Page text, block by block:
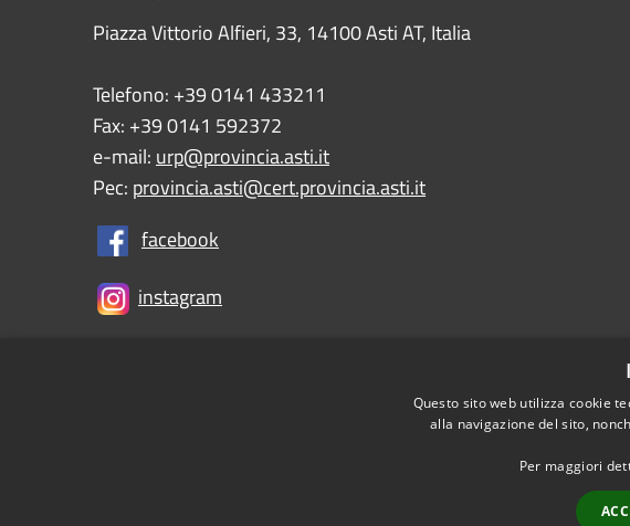
Piazza Vittorio Alfieri, 33, 14100 Asti AT, Italia
Telefono: +39 0141 433211
Fax: +39 0141 592372
e-mail:urp@provincia.asti.it
Pec: provincia.asti@cert.provincia.asti.it
facebook
instagram
Sitemap Copyright
PNRR (Piano Nazionale di Ripresa e
Dichiarazione di
Questo sito web utilizza cookie
alla navigazione del sito,
Per maggiori